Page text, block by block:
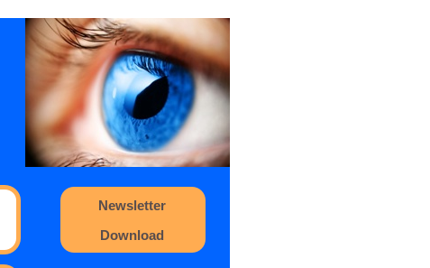
Newsletter
Download